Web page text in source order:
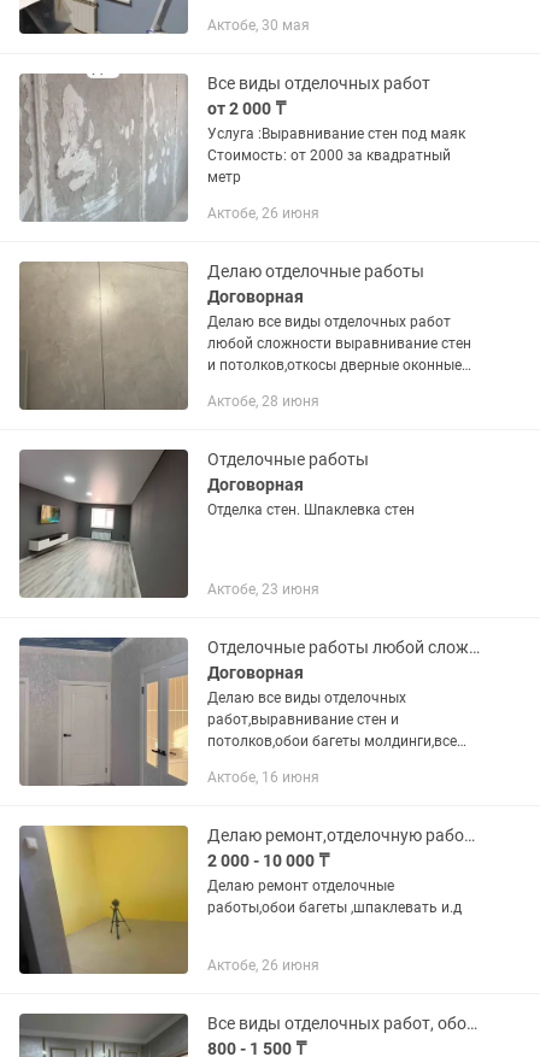
Актобе, 30 мая
Все виды отделочных работ
от 2 000 ₸
Услуга :Выравнивание стен под маяк
Стоимость: от 2000 за квадратный
метр
Актобе, 26 июня
Делаю отделочные работы
Договорная
Делаю все виды отделочных работ
любой сложности выравнивание стен
и потолков,откосы дверные оконные
штукатурки и многое другое квартиры
Актобе, 28 июня
Отделочные работы
Договорная
Отделка стен. Шпаклевка стен
Актобе, 23 июня
Отделочные работы любой сложности.
Договорная
Делаю все виды отделочных
работ,выравнивание стен и
потолков,обои багеты молдинги,все
гарантирую,мокрый шелк и байрамикс
Актобе, 16 июня
Делаю ремонт,отделочную работу,обои шпаклевать,багеты
2 000 - 10 000 ₸
Делаю ремонт отделочные
работы,обои багеты ,шпаклевать и.д
Актобе, 26 июня
Все виды отделочных работ, обои, покраска
800 - 1 500 ₸